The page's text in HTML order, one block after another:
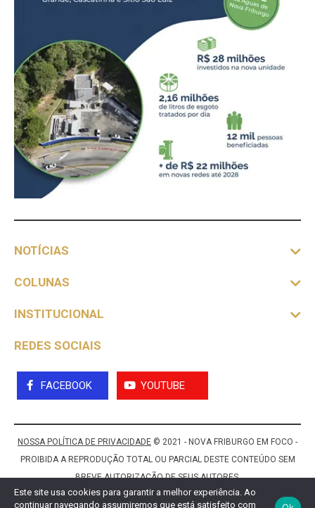
NOTÍCIAS
COLUNAS
INSTITUCIONAL
REDES SOCIAIS
FACEBOOK YOUTUBE
NOSSA POLÍTICA DE PRIVACIDADE © 2021 - NOVA FRIBURGO EM FOCO -
PROIBIDA A REPRODUÇÃO TOTAL OU PARCIAL DESTE CONTEÚDO SEM
BREVE AUTORIZAÇÃO DE SEUS AUTORES.
Este site usa cookies para garantir a melhor experiência. Ao
continuar navegando assumiremos que está satisfeito com